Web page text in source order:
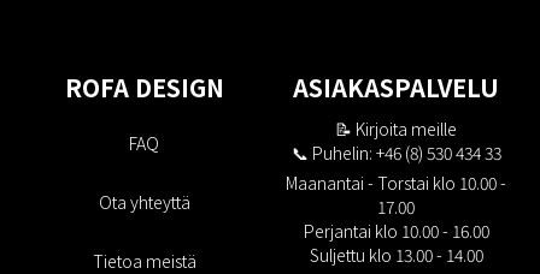
ROFA DESIGN
FAQ
Ota yhteyttä
Tietoa meistä
ASIAKASPALVELU
📝 Kirjoita meille
📞 Puhelin: +46 (8) 530 434 33
Maanantai - Torstai klo 10.00 -
17.00
Perjantai klo 10.00 - 16.00
Suljettu klo 13.00 - 14.00